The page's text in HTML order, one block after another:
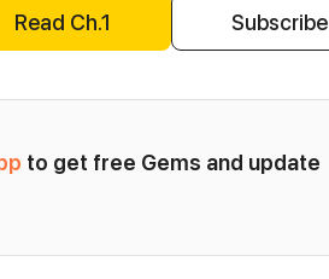
Read Ch.1 Subscribe
to get free Gems and update